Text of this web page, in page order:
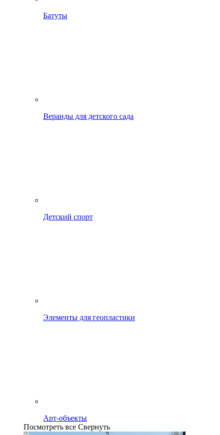
Батуты
Веранды для детского сада
Детский спорт
Элементы для геопластики
Арт-объекты
Посмотреть все Свернуть